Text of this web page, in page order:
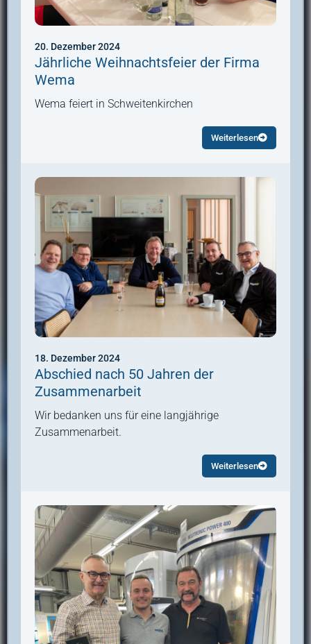
20. Dezember 2024
Jährliche Weihnachtsfeier der Firma
Wema
Wema feiert in Schweitenkirchen
Weiterlesen
18. Dezember 2024
Abschied nach 50 Jahren der
Zusammenarbeit
Wir bedanken uns für eine langjährige
Zusammenarbeit.
Weiterlesen